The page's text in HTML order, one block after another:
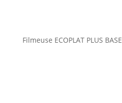
Filmeuse ECOPLAT PLUS BASE